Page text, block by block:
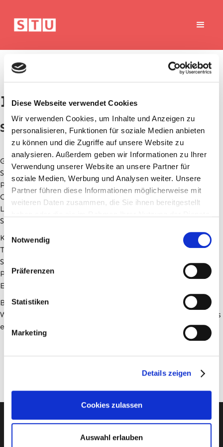
Diese Webseite verwendet Cookies
Wir verwenden Cookies, um Inhalte und Anzeigen zu
personalisieren, Funktionen für soziale Medien anbieten
zu können und die Zugriffe auf unsere Website zu
analysieren. Außerdem geben wir Informationen zu Ihrer
Verwendung unserer Website an unsere Partner für
soziale Medien, Werbung und Analysen weiter. Unsere
Partner führen diese Informationen möglicherweise mit
weiteren Daten zusammen, die Sie ihnen bereitgestellt
Notwendig
Präferenzen
Statistiken
Marketing
Details zeigen
Cookies zulassen
Auswahl erlauben
Impressum
Saplev Transporte & Umzugslogistik
Geschäftsführer: Valery Saplev
Strasse: Messerschmittstraße 4
PLZ: 80992
Ort: München
Lizenz Nr. : D-0928-BY-M1
St.-Nr.: 146/18481035
Kontakt
Tel.: 0176/637-303-05
Strasse: Messerschmittstraße 4
PLZ: 80992
Email:
Bildnachweis: Die grafischen Illustrationen auf dieser
Website wurden teilweise mit KI-gestützten Design-Tools
erstellt.